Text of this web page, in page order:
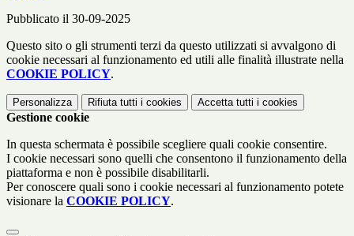
Pubblicato il 30-09-2025
Questo sito o gli strumenti terzi da questo utilizzati si avvalgono di
cookie necessari al funzionamento ed utili alle finalità illustrate nella
COOKIE POLICY.
Personalizza Rifiuta tutti i cookies Accetta tutti i cookies
Gestione cookie
In questa schermata è possibile scegliere quali cookie consentire.
I cookie necessari sono quelli che consentono il funzionamento della
piattaforma e non è possibile disabilitarli.
Per conoscere quali sono i cookie necessari al funzionamento potete
visionare la COOKIE POLICY.